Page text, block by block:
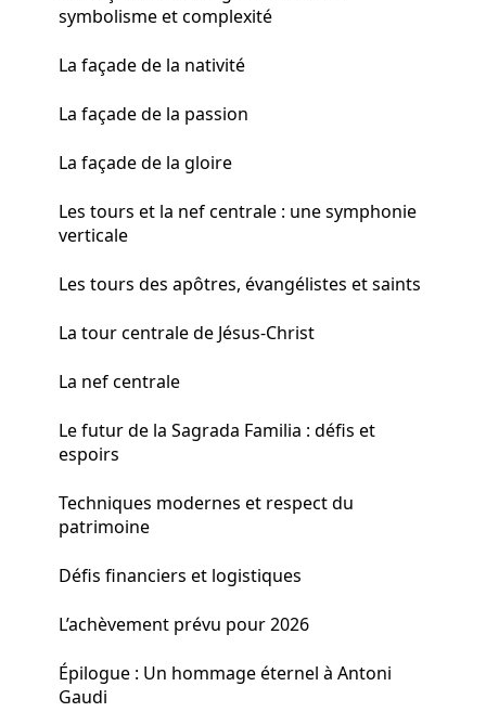
symbolisme et complexité
La façade de la nativité
La façade de la passion
La façade de la gloire
Les tours et la nef centrale : une symphonie
verticale
Les tours des apôtres, évangélistes et saints
La tour centrale de Jésus-Christ
La nef centrale
Le futur de la Sagrada Familia : défis et
espoirs
Techniques modernes et respect du
patrimoine
Défis financiers et logistiques
L’achèvement prévu pour 2026
Épilogue : Un hommage éternel à Antoni
Gaudi